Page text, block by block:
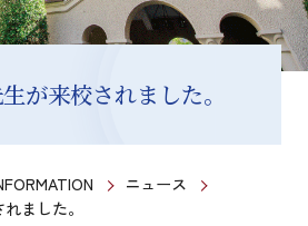
が来校されました。
ニュース
ました。